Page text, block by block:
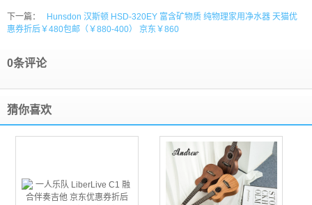
下一篇：
Hunsdon 汉斯顿 HSD-320EY 富含矿物质 纯物理家用净水器 天猫优
惠券折后￥480包邮（￥880-400） 京东￥860
0条评论
猜你喜欢